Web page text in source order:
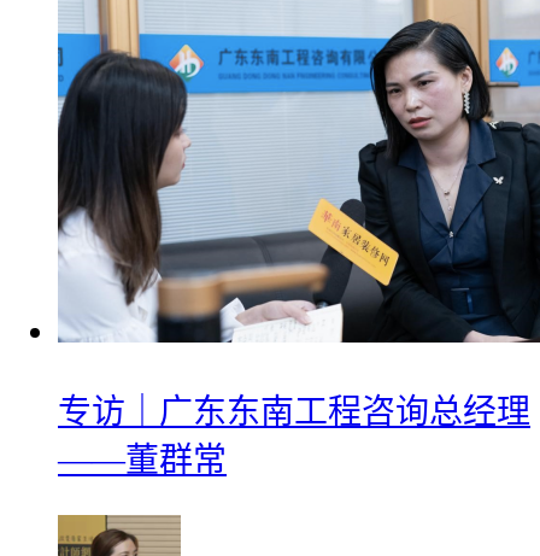
专访｜广东东南工程咨询总经理
——董群常